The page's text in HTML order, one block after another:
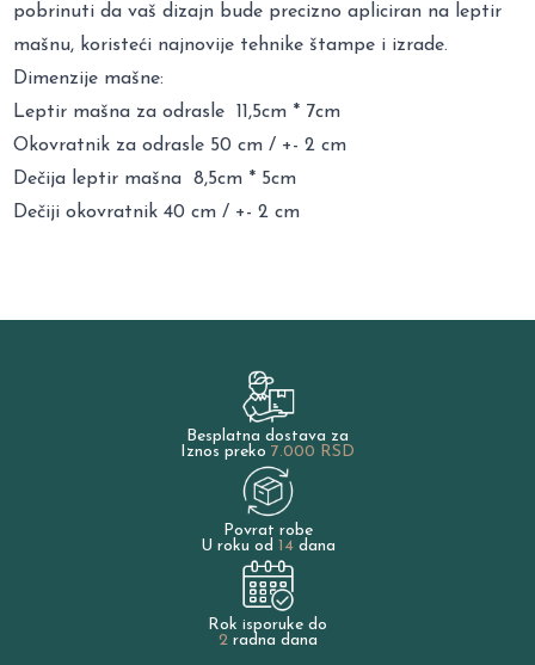
pobrinuti da vaš dizajn bude precizno apliciran na leptir
mašnu, koristeći najnovije tehnike štampe i izrade.
Dimenzije mašne:
Leptir mašna za odrasle 11,5cm * 7cm
Okovratnik za odrasle 50 cm / +- 2 cm
Dečija leptir mašna 8,5cm * 5cm
Dečiji okovratnik 40 cm / +- 2 cm
Besplatna dostava za
Iznos preko 7.000 RSD
Povrat robe
U roku od 14dana
Rok isporuke do
2radna dana